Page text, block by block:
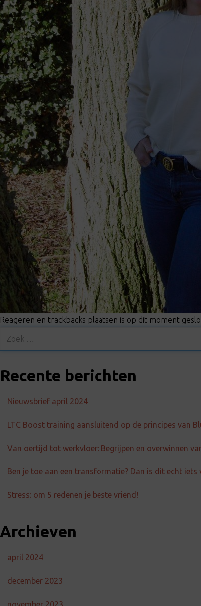
Reageren en trackbacks plaatsen is op dit moment
Recente berichten
Nieuwsbrief april 2024
LTC Boost training aansluitend op de principes van
Van oertijd tot werkvloer: Begrijpen en overwinnen
Ben je toe aan een transformatie? Dan is dit echt iets
Stress: om 5 redenen je beste vriend!
Archieven
april 2024
december 2023
november 2023